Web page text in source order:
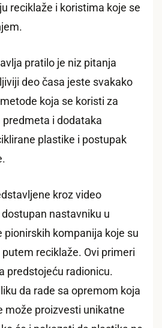
reciklaže i koristima koje se
pratilo je niz pitanja
deo časa jeste svakako
koja se koristi za
i dodataka
plastike i postupak
kroz video
nastavniku u
pionirskih kompanija koje su
reciklaže. Ovi primeri
predstojeću radionicu.
da rade sa opremom koja
može proizvesti unikatne